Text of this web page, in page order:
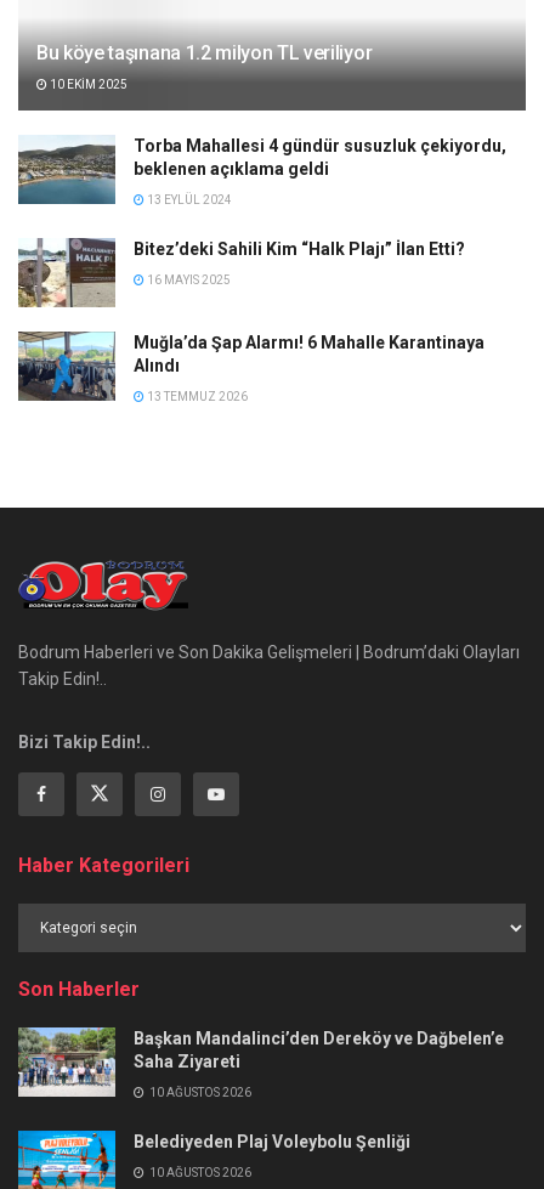
Bu köye taşınana 1.2 milyon TL veriliyor
10 EKIM 2025
Torba Mahallesi 4 gündür susuzluk çekiyordu,
beklenen açıklama geldi
13 EYLÜL 2024
Bitez’deki Sahili Kim “Halk Plajı” İlan Etti?
16 MAYIS 2025
Muğla’da Şap Alarmı! 6 Mahalle Karantinaya
Alındı
13 TEMMUZ 2026
Bodrum Haberleri ve Son Dakika Gelişmeleri | Bodrum’daki Olayları
Takip Edin!..
Bizi Takip Edin!..
Haber Kategorileri
Kategorileri
Son Haberler
Başkan Mandalinci’den Dereköy ve Dağbelen’e
Saha Ziyareti
10 AĞUSTOS 2026
Belediyeden Plaj Voleybolu Şenliği
10 AĞUSTOS 2026